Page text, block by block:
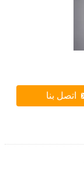
اتصل بنا